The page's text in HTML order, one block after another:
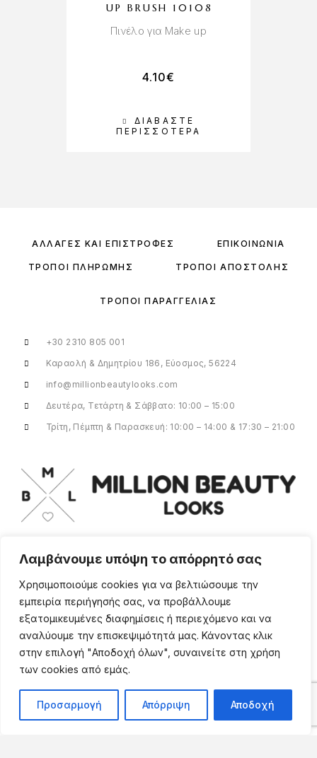
Λαμβάνουμε υπόψη το απόρρητό σας
Χρησιμοποιούμε cookies για να βελτιώσουμε την
εμπειρία περιήγησής σας, να προβάλλουμε
εξατομικευμένες διαφημίσεις ή περιεχόμενο και να
αναλύουμε την επισκεψιμότητά μας. Κάνοντας κλικ
στην επιλογή "Αποδοχή όλων", συναινείτε στη χρήση
των cookies από εμάς.
Προσαρμογή Απόρριψη Αποδοχή
ΔΙΑΒΆΣΤΕ
ΠΕΡΙΣΣΌΤΕΡΑ
UP BRUSH 10108
Πινέλο για Make up
4.10€
ΑΛΛΑΓΈΣ ΚΑΙ ΕΠΙΣΤΡΟΦΈΣ ΕΠΙΚΟΙΝΩΝΊΑ
ΤΡΌΠΟΙ ΠΛΗΡΩΜΉΣ ΤΡΌΠΟΙ ΑΠΟΣΤΟΛΉΣ
ΤΡΌΠΟΙ ΠΑΡΑΓΓΕΛΊΑΣ
+30 2310 805 001
Καραολή & Δημητρίου 186, Εύοσμος, 56224
info@millionbeautylooks.com
Δευτέρα, Τετάρτη & Σάββατο: 10:00 – 15:00
Τρίτη, Πέμπτη & Παρασκευή: 10:00 – 14:00 & 17:30 – 21:00
Για οποιαδήποτε ερώτηση ή πληροφορία,
υποστηρίξει. Θα χαρούμε να σας
βοηθήσουμε.
ΠΕΡΙΣΣΌΤΕΡΑ
Copyright © 2026
Beauty Looks. All Right